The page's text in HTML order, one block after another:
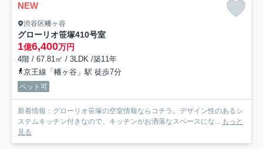
NEW
渋谷区幡ヶ谷
グローリオ笹塚410号室
1億6,400万円
4階 / 67.81㎡ / 3LDK /築11年
京王線「幡ヶ谷」駅 徒歩7分
ペット可
新着情報：グローリオ笹塚の空室情報ならコチラ。デザイン性のあるシ
ステムキッチン付きなので、キッチンがお洒落なスペースにな... もっと
見る